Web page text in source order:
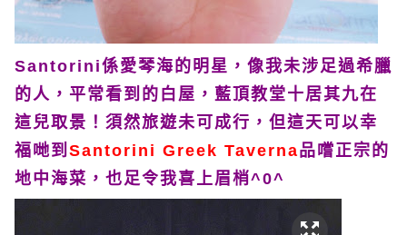
Santorini係愛琴海的明星，像我未涉足過希臘
的人，平常看到的白屋，藍頂教堂十居其九在
這兒取景！須然旅遊未可成行，但這天可以幸
福哋到 Santorini Greek Taverna品嚐正宗的
地中海菜，也足令我喜上眉梢^0^